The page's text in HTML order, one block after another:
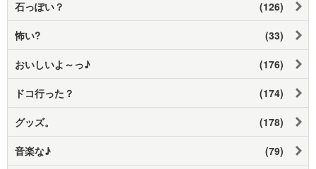
石っぽい？ (126)
怖い? (33)
おいしいよ～っ♪ (176)
ドコ行った？ (174)
グッズ。 (178)
音楽な♪ (79)